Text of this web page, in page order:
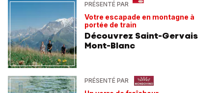
PRÉSENTÉ PAR
Votre escapade en montagne à
portée de train
Découvrez Saint-Gervais
Mont-Blanc
PRÉSENTÉ PAR